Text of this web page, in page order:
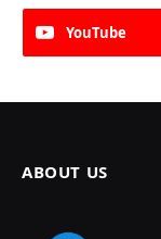
YouTube
ABOUT US